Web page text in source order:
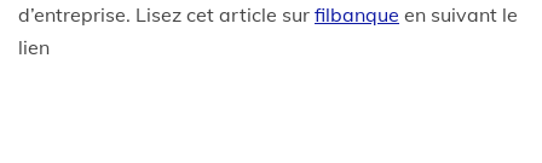
d’entreprise. Lisez cet article sur filbanque en suivant le
lien